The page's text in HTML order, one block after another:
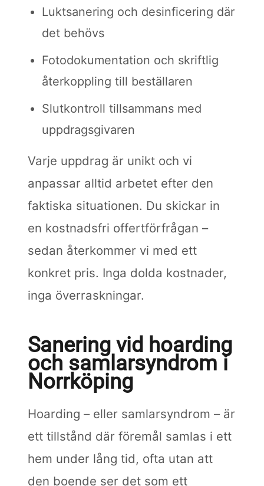
Luktsanering och desinficering där
det behövs
Fotodokumentation och skriftlig
återkoppling till beställaren
Slutkontroll tillsammans med
uppdragsgivaren
Varje uppdrag är unikt och vi
anpassar alltid arbetet efter den
faktiska situationen. Du skickar in
en kostnadsfri offertförfrågan –
sedan återkommer vi med ett
konkret pris. Inga dolda kostnader,
inga överraskningar.
Sanering vid hoarding
och samlarsyndrom i
Norrköping
Hoarding – eller samlarsyndrom – är
ett tillstånd där föremål samlas i ett
hem under lång tid, ofta utan att
den boende ser det som ett